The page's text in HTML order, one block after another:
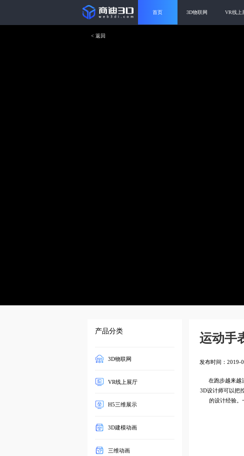
首页 3D物联网 VR线上
< 返回
产品分类
3D物联网
VR线上展厅
H5三维展示
3D建模动画
三维动画
运动手
发布时间：2019-
在跑步越来越
3D设计师可以把
的设计经验。